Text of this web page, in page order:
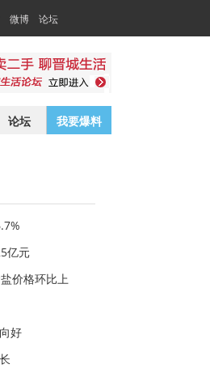
微博 论坛
论坛 我要爆料
亿元
价格环比上
好